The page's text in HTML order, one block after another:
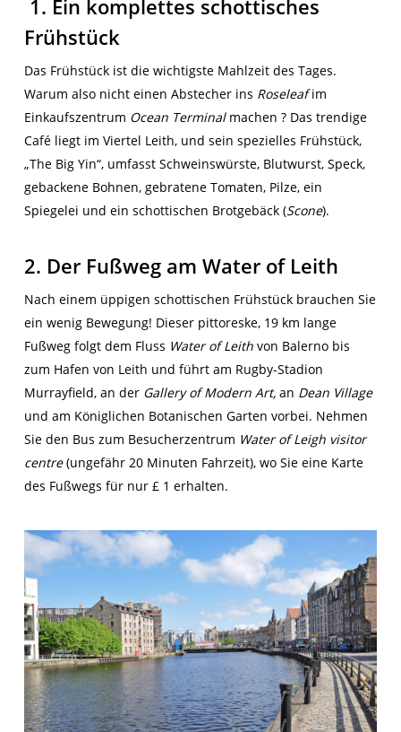
1. Ein komplettes schottisches
Frühstück
Das Frühstück ist die wichtigste Mahlzeit des Tages.
Warum also nicht einen Abstecher ins Roseleafim
Einkaufszentrum Ocean Terminalmachen ? Das trendige
Café liegt im Viertel Leith, und sein spezielles Frühstück,
„The Big Yin“, umfasst Schweinswürste, Blutwurst, Speck,
gebackene Bohnen, gebratene Tomaten, Pilze, ein
Spiegelei und ein schottischen Brotgebäck (Scone).
2. Der Fußweg am Water of Leith
Nach einem üppigen schottischen Frühstück brauchen Sie
ein wenig Bewegung! Dieser pittoreske, 19 km lange
Fußweg folgt dem Fluss Water of Leithvon Balerno bis
zum Hafen von Leith und führt am Rugby-Stadion
Murrayfield, an der Gallery of Modern Art,an Dean Village
und am Königlichen Botanischen Garten vorbei. Nehmen
Sie den Bus zum Besucherzentrum Water of Leigh visitor
centre(ungefähr 20 Minuten Fahrzeit), wo Sie eine Karte
des Fußwegs für nur £ 1 erhalten.